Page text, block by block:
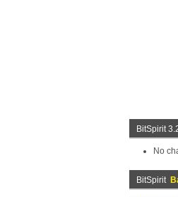
BitSpirit
No
BitSpirit